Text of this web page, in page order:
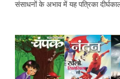
संसाधनों के अभाव में यह पत्रिका